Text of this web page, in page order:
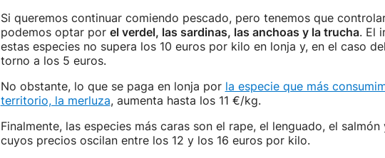
Si queremos continuar comiendo pescado, pero tenemos que
podemos optar por el verdel, las sardinas, las anchoas y la trucha. El
estas especies no supera los 10 euros por kilo en lonja y, en el caso
torno a los 5 euros.
No obstante, lo que se paga en lonja por la especie que más
territorio, la merluza, aumenta hasta los 11 €/kg.
Finalmente, las especies más caras son el rape, el lenguado, el
cuyos precios oscilan entre los 12 y los 16 euros por kilo.